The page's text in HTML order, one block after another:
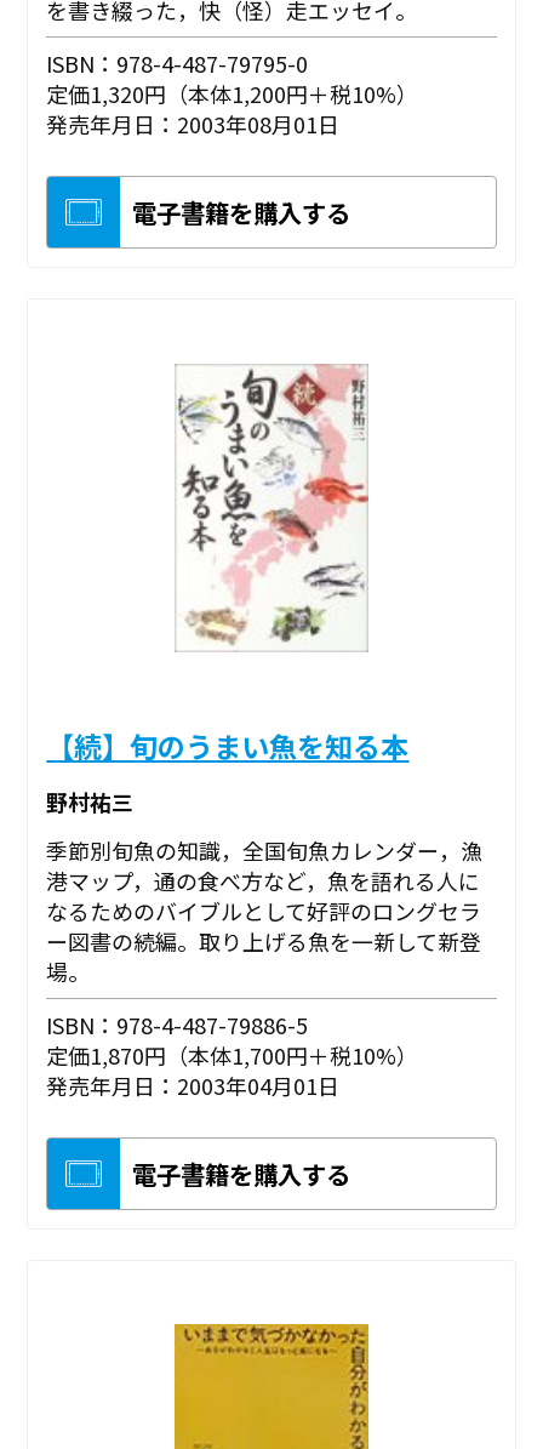
を書き綴った，快（怪）走エッセイ。
ISBN：978-4-487-79795-0
定価1,320円（本体1,200円＋税10%）
発売年月日：2003年08月01日
電子書籍を購入する
【続】旬のうまい魚を知る本
野村祐三
季節別旬魚の知識，全国旬魚カレンダー，漁
港マップ，通の食べ方など，魚を語れる人に
なるためのバイブルとして好評のロングセラ
ー図書の続編。取り上げる魚を一新して新登
場。
ISBN：978-4-487-79886-5
定価1,870円（本体1,700円＋税10%）
発売年月日：2003年04月01日
電子書籍を購入する